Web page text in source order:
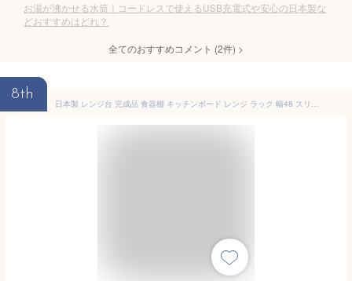
お湯が沸かせる水筒｜コードレスで使えるUSB充電式や安心の日本製な
どおすすめはどれ？
全てのおすすめコメント (2件) >
8th
日本製 レンジ台 完成品 食器棚 キッチンボード レンジ ラック 幅48 スリム 省スペース コンセント レンジボード 台所収納 キッチン収納 大川家具 キッチン 電子レンジ台 台所 おしゃれ 北欧 国産